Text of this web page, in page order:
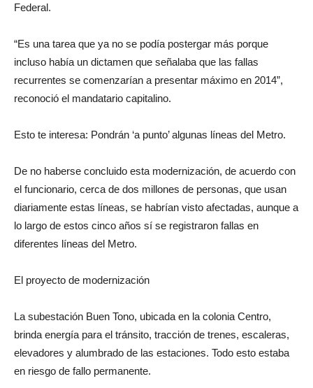
Federal.
“Es una tarea que ya no se podía postergar más porque
incluso había un dictamen que señalaba que las fallas
recurrentes se comenzarían a presentar máximo en 2014”,
reconoció el mandatario capitalino.
Esto te interesa: Pondrán ‘a punto’ algunas líneas del Metro.
De no haberse concluido esta modernización, de acuerdo con
el funcionario, cerca de dos millones de personas, que usan
diariamente estas líneas, se habrían visto afectadas, aunque a
lo largo de estos cinco años sí se registraron fallas en
diferentes líneas del Metro.
El proyecto de modernización
La subestación Buen Tono, ubicada en la colonia Centro,
brinda energía para el tránsito, tracción de trenes, escaleras,
elevadores y alumbrado de las estaciones. Todo esto estaba
en riesgo de fallo permanente.